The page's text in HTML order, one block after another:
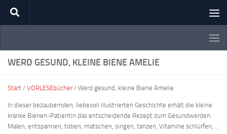
Zum Inhalt springen
WERD GESUND, KLEINE BIENE AMELIE
Start / VORLESEbücher/ Werd gesund, kleine Biene Amelie
In dieser bezaubernden, liebevoll illustrierten Geschichte erhält die kleine
kranke Bienen-Patientin das entscheidende Rezept zum Gesundwerden:
Malen, entspannen, toben, matschen, singen, tanzen, Vitamine schlürfen, …